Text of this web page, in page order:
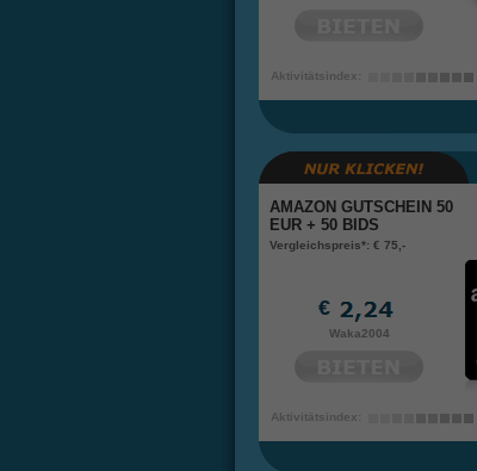
Aktivitätsindex:
AMAZON GUTSCHEIN 50
EUR + 50 BIDS
Vergleichspreis*: € 75,-
€
Waka2004
Aktivitätsindex: